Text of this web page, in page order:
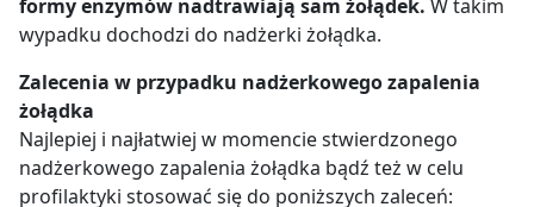
formy enzymów nadtrawiają sam żołądek. W takim
wypadku dochodzi do nadżerki żołądka.
Zalecenia w przypadku nadżerkowego zapalenia
żołądka
Najlepiej i najłatwiej w momencie stwierdzonego
nadżerkowego zapalenia żołądka bądź też w celu
profilaktyki stosować się do poniższych zaleceń: